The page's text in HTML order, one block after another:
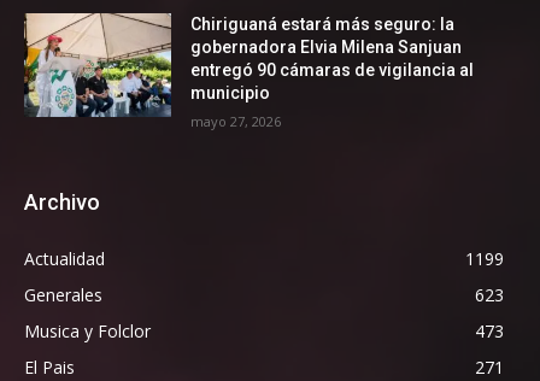
Chiriguaná estará más seguro: la
gobernadora Elvia Milena Sanjuan
entregó 90 cámaras de vigilancia al
municipio
mayo 27, 2026
Archivo
Actualidad
1199
Generales
623
Musica y Folclor
473
El Pais
271